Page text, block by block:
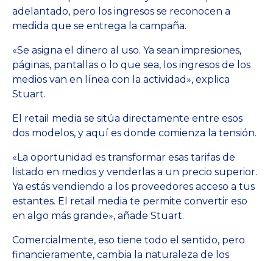
adelantado, pero los ingresos se reconocen a
medida que se entrega la campaña.
«Se asigna el dinero al uso. Ya sean impresiones,
páginas, pantallas o lo que sea, los ingresos de los
medios van en línea con la actividad», explica
Stuart.
El retail media se sitúa directamente entre esos
dos modelos, y aquí es donde comienza la tensión.
«La oportunidad es transformar esas tarifas de
listado en medios y venderlas a un precio superior.
Ya estás vendiendo a los proveedores acceso a tus
estantes. El retail media te permite convertir eso
en algo más grande», añade Stuart.
Comercialmente, eso tiene todo el sentido, pero
financieramente, cambia la naturaleza de los